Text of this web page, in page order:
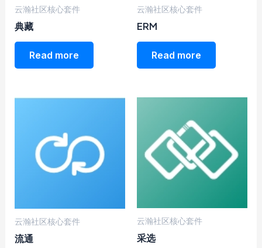
云瀚社区核心套件
典藏
Read more
云瀚社区核心套件
ERM
Read more
云瀚社区核心套件
流通
云瀚社区核心套件
采选